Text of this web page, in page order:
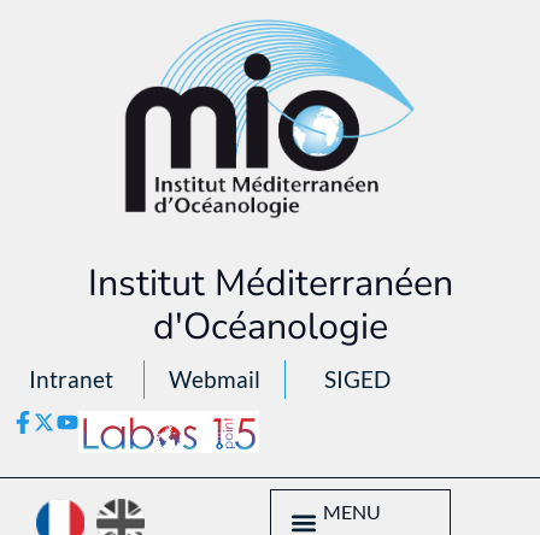
Institut Méditerranéen
d'Océanologie
Intranet Webmail SIGED
MENU